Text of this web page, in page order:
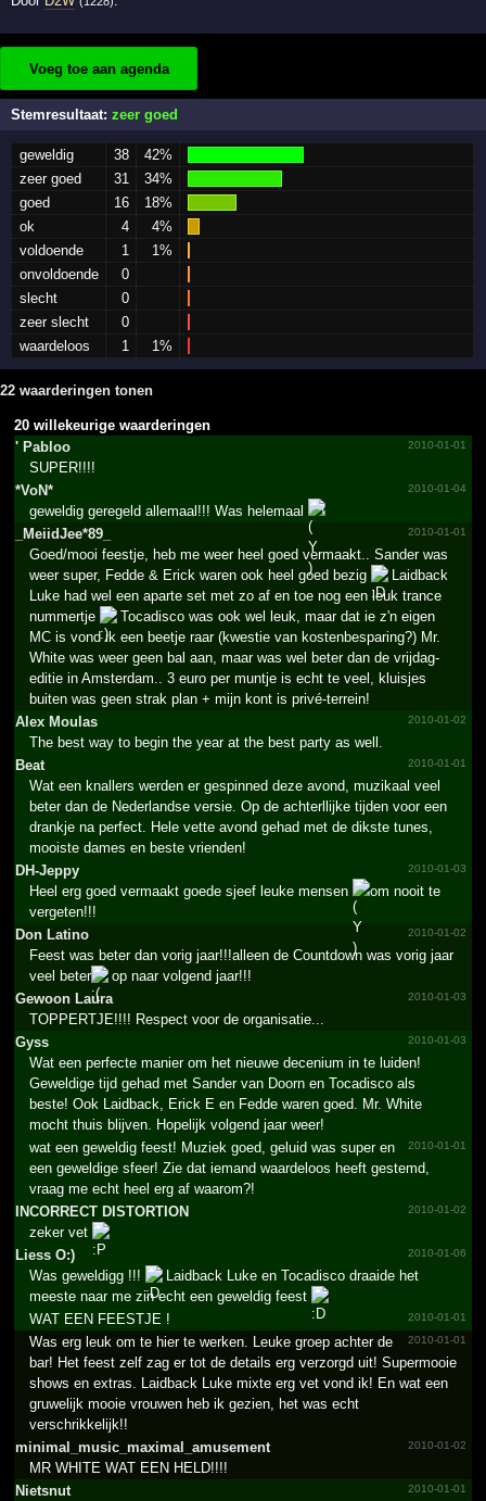
Voeg toe aan agenda
Stemresultaat:zeer goed
geweldig 38
42%
zeer goed
31
34%
goed
16
18%
ok
4
4%
voldoende
1
1%
onvoldoende
0
slecht
0
zeer slecht
0
waardeloos
1 1%
22 waarderingen tonen
20 willekeurige waarderingen
' Pabloo
2010-01-01
SUPER!!!!
*VoN*
2010-01-04
geweldig geregeld allemaal!!! Was helemaal
!
_­MeiidJee*­89_­
2010-01-01
Goed/mooi feestje, heb me weer heel goed vermaakt.. Sander was
weer super, Fedde & Erick waren ook heel goed bezig
Laidback
Luke had wel een aparte set met zo af en toe nog een leuk trance
nummertje
Tocadisco was ook wel leuk, maar dat ie z'n eigen
MC is vond ik een beetje raar (kwestie van kostenbesparing?) Mr.
White was weer geen bal aan, maar was wel beter dan de vrijdag-
editie in Amsterdam.. 3 euro per muntje is echt te veel, kluisjes
buiten was geen strak plan + mijn kont is privé-terrein!
Alex Moulas
2010-01-02
The best way to begin the year at the best party as well.
Beat
2010-01-01
Wat een knallers werden er gespinned deze avond, muzikaal veel
beter dan de Nederlandse versie. Op de achterllijke tijden voor een
drankje na perfect. Hele vette avond gehad met de dikste tunes,
mooiste dames en beste vrienden!
DH-Jeppy
2010-01-03
Heel erg goed vermaakt goede sjeef leuke mensen
om nooit te
vergeten!!!
Don Latino
2010-01-02
Feest was beter dan vorig jaar!!!alleen de Countdown was vorig jaar
veel beter
op naar volgend jaar!!!
Gewoon Laura
2010-01-03
TOPPERTJE!!!! Respect voor de organisatie...
Gyss
2010-01-03
Wat een perfecte manier om het nieuwe decenium in te luiden!
Geweldige tijd gehad met Sander van Doorn en Tocadisco als
beste! Ook Laidback, Erick E en Fedde waren goed. Mr. White
mocht thuis blijven. Hopelijk volgend jaar weer!
2010-01-01
wat een geweldig feest! Muziek goed, geluid was super en
een geweldige sfeer! Zie dat iemand waardeloos heeft gestemd,
vraag me echt heel erg af waarom?!
INCORRECT DISTORTION
2010-01-02
zeker vet
Liess O:)
2010-01-06
Was geweldigg !!!
Laidback Luke en Tocadisco draaide het
meeste naar me zin echt een geweldig feest
2010-01-01
WAT EEN FEESTJE !
2010-01-01
Was erg leuk om te hier te werken. Leuke groep achter de
bar! Het feest zelf zag er tot de details erg verzorgd uit! Supermooie
shows en extras. Laidback Luke mixte erg vet vond ik! En wat een
gruwelijk mooie vrouwen heb ik gezien, het was echt
verschrikkelijk!!
minimal_­music_­maximal_­amusement
2010-01-02
MR WHITE WAT EEN HELD!!!!
Nietsnut
2010-01-01